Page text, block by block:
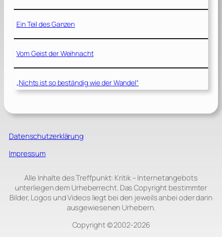
Ein Teil des Ganzen
Vom Geist der Weihnacht
„Nichts ist so beständig wie der Wandel“
Datenschutzerklärung
Impressum
Alle Inhalte des Treffpunkt: Kritik – Internetangebots
unterliegen dem Urheberrecht. Das Copyright bestimmter
Bilder, Logos und Videos liegt bei den jeweils anbei oder darin
ausgewiesenen Urhebern.
Copyright © 2002‑2026